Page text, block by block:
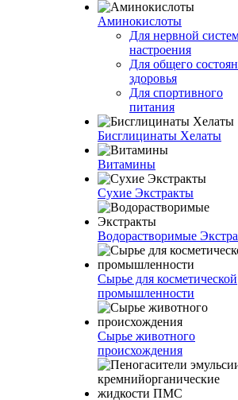
Аминокислоты
Для нервной
настроения
Для общего
здоровья
Для спортивного
питания
Бисглицинаты Хелаты
Витамины
Сухие Экстракты
Водорастворимые
Сырье для косметической
промышленности
Сырье животного
происхождения